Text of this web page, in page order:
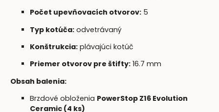
Počet upevňovacích otvorov: 5
Typ kotúča: odvetrávaný
Konštrukcia: plávajúci kotúč
Priemer otvorov pre štifty: 16.7 mm
Obsah balenia:
Brzdové obloženia PowerStop Z16 Evolution
Ceramic (4 ks)